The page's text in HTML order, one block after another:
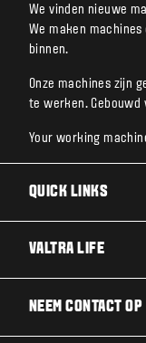
We vinden nieuwe
We maken
binnen.
Onze machines zijn
te werken. Gebouwd
Your working
QUICK LINKS
N-SERIE
VALTRA LIFE
NEEM CONTACT OP